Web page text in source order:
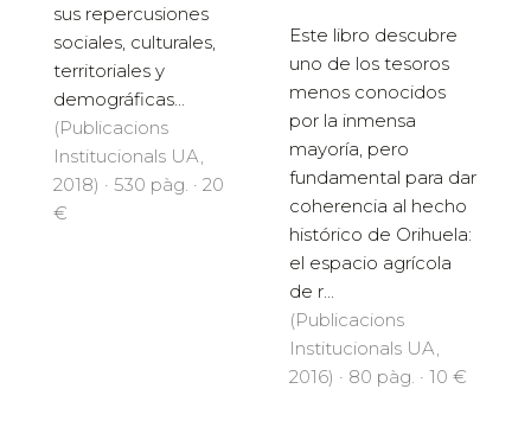
sus repercusiones
sociales, culturales,
territoriales y
demográficas...
(Publicacions
Institucionals UA,
2018) · 530 pàg. · 20
€
Este libro descubre
uno de los tesoros
menos conocidos
por la inmensa
mayoría, pero
fundamental para dar
coherencia al hecho
histórico de Orihuela:
el espacio agrícola
de r...
(Publicacions
Institucionals UA,
2016) · 80 pàg. · 10 €